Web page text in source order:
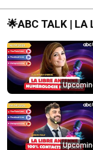
🌟ABC TALK | LA